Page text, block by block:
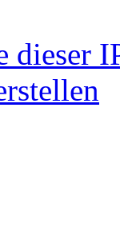
dieser